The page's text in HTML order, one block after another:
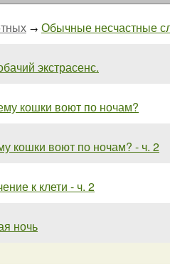
→ Обычные несчастные
экстрасенс.
кошки воют по ночам?
кошки воют по ночам? - ч. 2
к клети - ч. 2
ночь